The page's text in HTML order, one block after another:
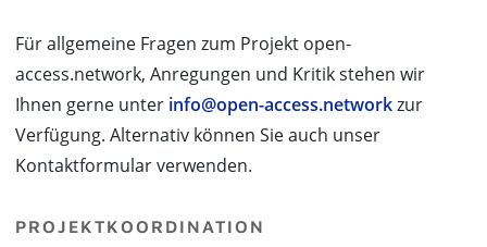
Für allgemeine Fragen zum Projekt open-
access.network, Anregungen und Kritik stehen wir
Ihnen gerne unter info@open-access.networkzur
Verfügung. Alternativ können Sie auch unser
Kontaktformular verwenden.
PROJEKTKOORDINATION